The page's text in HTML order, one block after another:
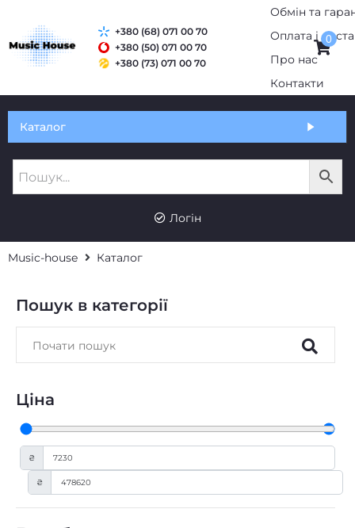
Обмін та
Оплата і
Про нас
Контакти
+380 (68) 071 00 70
+380 (50) 071 00 70
+380 (73) 071 00 70
0
Каталог
Логін
Music-house Каталог
Пошук в категорії
Ціна
₴
₴